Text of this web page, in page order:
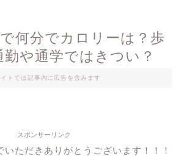
何分でカロリーは？歩
や通学ではきつい？
イトでは記事内に広告を含みます
スポンサーリンク
いただきありがとうございます！！！